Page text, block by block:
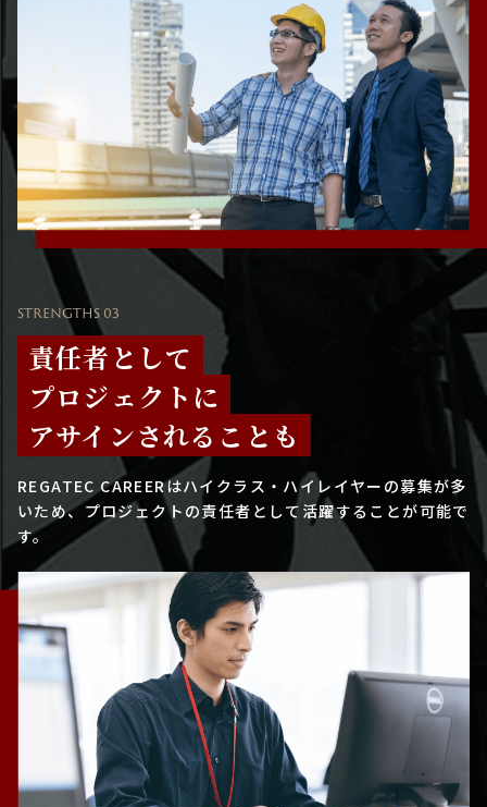
STRENGTHS 03
責任者として
プロジェクトに
アサインされることも
REGATEC CAREERはハイクラス・ハイレイヤーの募集が多
いため、プロジェクトの責任者として活躍することが可能で
す。